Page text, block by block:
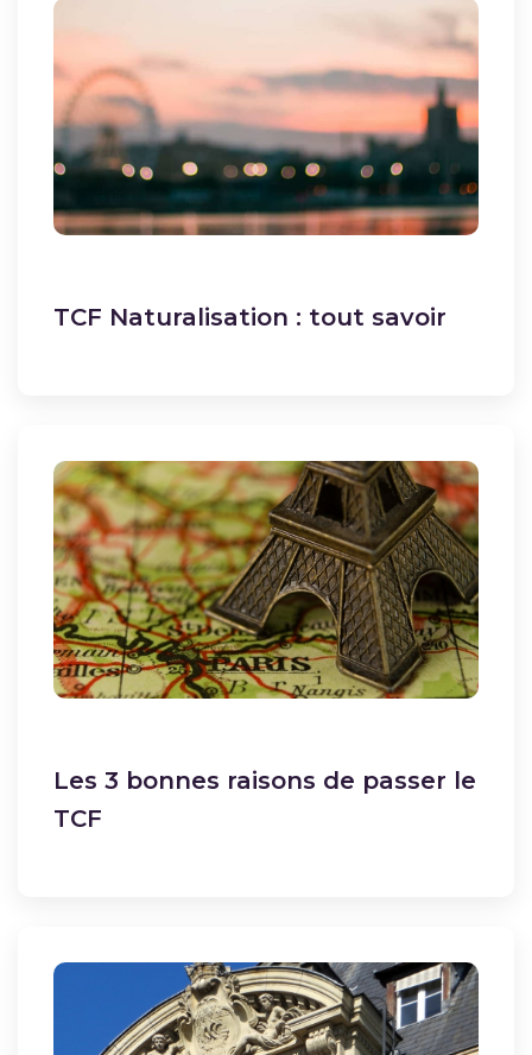
TCF Naturalisation : tout savoir
Les 3 bonnes raisons de passer le
TCF